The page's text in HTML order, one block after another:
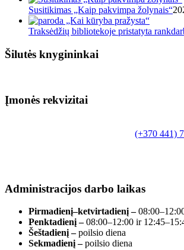
Susitikimas „Kaip pakvimpa žolynais“
Traksėdžių bibliotekoje pristatyta
Šilutės knygininkai
Įmonės rekvizitai
(+370 441)
Administracijos darbo laikas
Pirmadienį–ketvirtadienį –
Penktadienį –08:00–12:00 ir
Šeštadienį –poilsio diena
Sekmadienį –poilsio diena